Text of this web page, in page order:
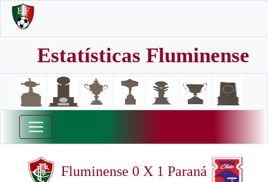
Estatísticas Fluminense
Fluminense 0 X 1 Paraná